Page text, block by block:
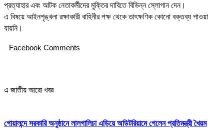
প্রত্যাহার এবং আটক নেতাকর্মীদের মুক্তির দাবিতে বিভিন্ন স্লোগান দেন।
এ বিষয়ে আইনশৃঙ্খলা রক্ষাকারী বাহিনীর পক্ষ থেকে তাৎক্ষণিক কোনো বক্তব্য পাওয়া
যায়নি।
Facebook Comments
এ জাতীয় আরো খবর
গোয়ালন্দে সরকারি অনুষ্ঠানে লালগালিচা এড়িয়ে অডিটরিয়ামে গেলেন প্রতিমন্ত্রী খৈয়ম